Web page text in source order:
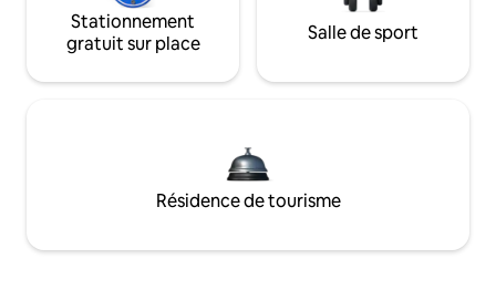
Stationnement
gratuit sur place
Salle de sport
Résidence de tourisme